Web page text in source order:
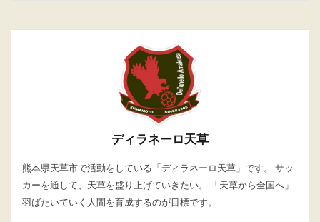
ディラネーロ天草
熊本県天草市で活動をしている「ディラネーロ天草」です。 サッ
カーを通して、天草を盛り上げていきたい。 「天草から全国へ」
羽ばたいていく人間を育成するのが目標です。